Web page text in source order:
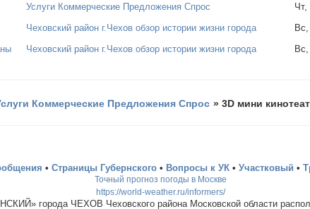
Услуги Коммерческие Предложения Спрос
Чт,
Чеховский район г.Чехов обзор истории жизни города
Чеховский район г.Чехов обзор истории жизни города
Коммерческие Предложения Спрос »3D мини
• Страницы Губернского • Вопросы к УК • Участковый •
Точный прогноз погоды в Москве
https://world-weather.ru/informers/
города ЧЕХОВ Чеховского района Московской области